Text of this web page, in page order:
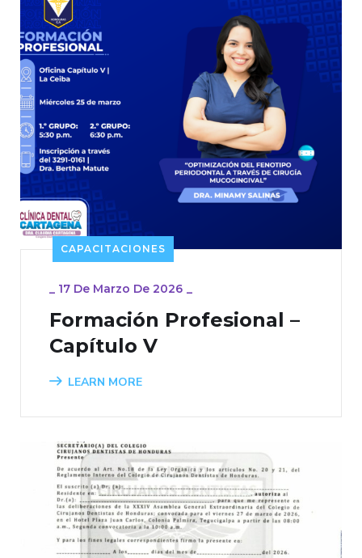
CAPACITACIONES
_ 17 De Marzo De 2026 _
Formación Profesional –
Capítulo V
LEARN MORE